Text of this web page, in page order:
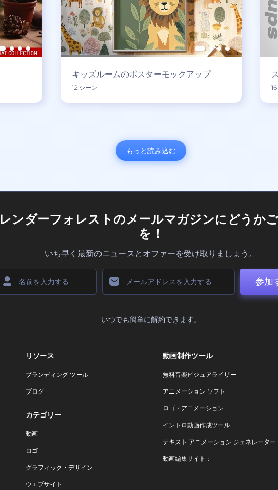
キッズルームのポスターモックアップ
12 シーン
もっと読み込む
レンダーフォレストのメールマガジンにどうか
を！
いち早く最新のニュースとオファーを受け取りましょう。
参加
いつでも簡単に解約できます。
リソース
ブランディング ツール
ブログ
カテゴリー
動画
ロゴ
グラフィック・デザイン
ウエブサイト
動画制作ツール
無料音楽ビジュアライザー
アニメーション ソフト
ロゴ・アニメーション
イントロ動画作成ツール
テキスト アニメーション ジェネレーター
動画編集サイト：